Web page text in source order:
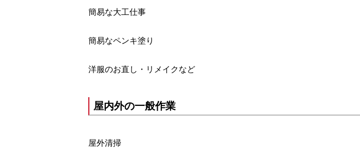
簡易な大工仕事
簡易なペンキ塗り
洋服のお直し・リメイクなど
屋内外の一般作業
屋外清掃